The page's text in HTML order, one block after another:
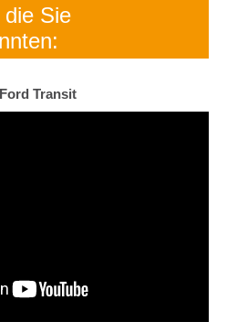
Sie
Transit